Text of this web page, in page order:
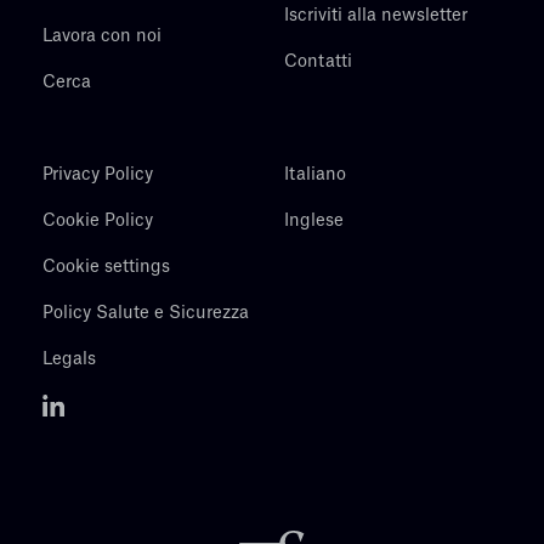
Lavora con noi
Cerca
Iscriviti alla newsletter
Contatti
Privacy Policy
Cookie Policy
Cookie settings
Policy Salute e Sicurezza
Legals
Italiano
Inglese